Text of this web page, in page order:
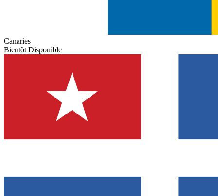
Canaries
Bientôt Disponible